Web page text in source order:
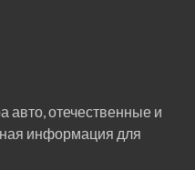
авто, отечественные и
информация для